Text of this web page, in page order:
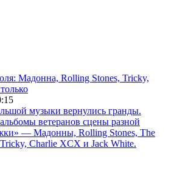
Мадонна, Rolling Stones, Tricky,
музыки вернулись гранды.
ветеранов сцены разной
— Мадонны, Rolling Stones, The
Charlie XCX и Jack White.